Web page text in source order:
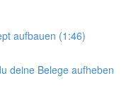
aufbauen (1:46)
deine Belege aufheben